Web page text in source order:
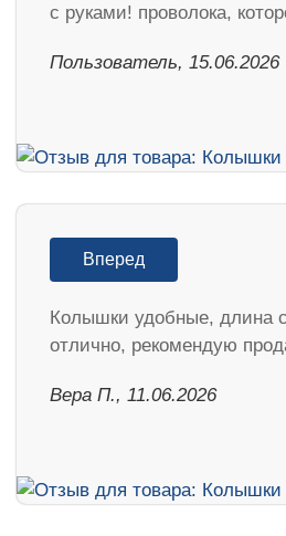
с руками! проволока,
Пользователь, 15.06.2026
Вперед
Колышки удобные, длина
отлично, рекомендую
Вера П., 11.06.2026